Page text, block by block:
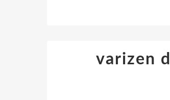
varizen